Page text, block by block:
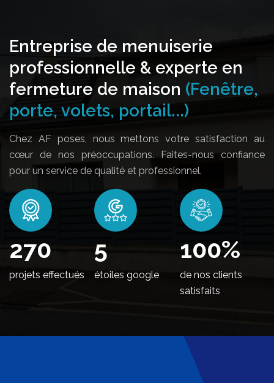
Entreprise de menuiserie
professionnelle & experte en
fermeture de maison (Fenêtre,
porte, volets, portail...)
Chez AF poses, nous mettons votre satisfaction au
cœur de nos préoccupations. Faites-nous confiance
pour un service de qualité et professionnel.
326
projets effectués
5
étoiles google
100%
de nos clients
satisfaits